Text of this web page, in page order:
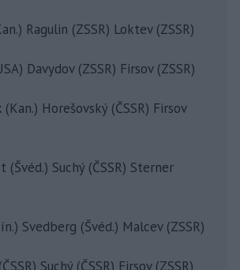
Ragulin (ZSSR) Loktev (ZSSR)
Davydov (ZSSR) Firsov (ZSSR)
Horešovský (ČSSR) Firsov
(Švéd.) Suchý (ČSSR) Sterner
Svedberg (Švéd.) Malcev (ZSSR)
Suchý (ČSSR) Firsov (ZSSR)